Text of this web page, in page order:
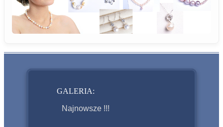
GALERIA:
Najnowsze !!!